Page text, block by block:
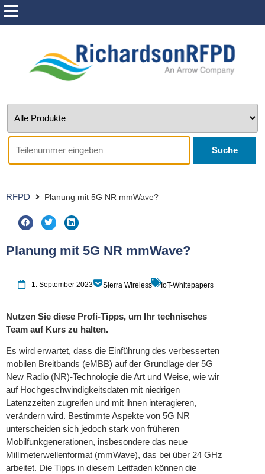
Suche
RFPD Planung mit 5G NR mmWave?
Planung mit 5G NR mmWave?
1. September 2023 Sierra Wireless IoT-Whitepapers
Nutzen Sie diese Profi-Tipps, um Ihr technisches
Team auf Kurs zu halten.
Es wird erwartet, dass die Einführung des verbesserten
mobilen Breitbands (eMBB) auf der Grundlage der 5G
New Radio (NR)-Technologie die Art und Weise, wie wir
auf Hochgeschwindigkeitsdaten mit niedrigen
Latenzzeiten zugreifen und mit ihnen interagieren,
verändern wird. Bestimmte Aspekte von 5G NR
unterscheiden sich jedoch stark von früheren
Mobilfunkgenerationen, insbesondere das neue
Millimeterwellenformat (mmWave), das bei über 24 GHz
arbeitet. Die Tipps in diesem Leitfaden können die